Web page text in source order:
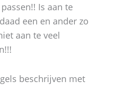
Is aan te
een en ander zo
aan te veel
beschrijven met